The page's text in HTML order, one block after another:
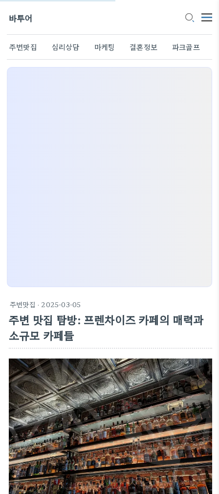
바투어
주변맛집 심리상담 마케팅 결혼정보 파크골프
주변맛집 · 2025-03-05
주변 맛집 탐방: 프렌차이즈 카페의 매력과
소규모 카페들